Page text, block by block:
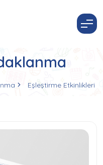
Eşleştirme Etkinlikleri